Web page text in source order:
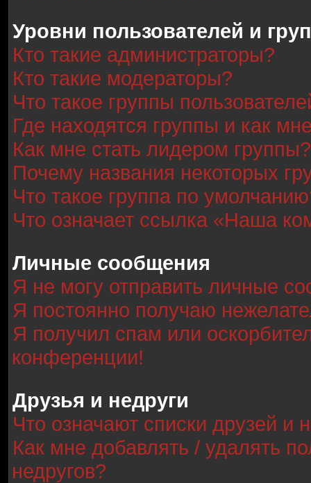
Уровни пользователей и
Кто такие администраторы?
Кто такие модераторы?
Что такое группы
Где находятся группы и как
Как мне стать лидером группы?
Почему названия некоторых
Что такое группа по
Что означает ссылка «Наша
Личные сообщения
Я не могу отправить личные
Я постоянно получаю
Я получил спам или
конференции!
Друзья и недруги
Что означают списки друзей и
Как мне добавлять / удалять
недругов?